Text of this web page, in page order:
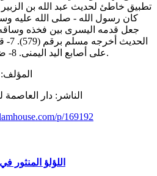
تطبيق خاطئ لحديث عبد الله بن
كان رسول الله - صلى الله عليه
جعل قدمه اليسرى بين فخذه
على أصابع اليد اليمنى. 8- ضم العقبين في السجود.
المؤلف:
الناشر: دار العاصمة
p/169192
اللؤلؤ المنثور